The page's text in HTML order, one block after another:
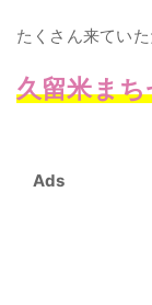
たくさん来ていた
久留米ま
Ads